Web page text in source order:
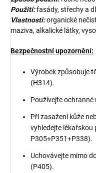
Použití:fasády, střechy a
Vlastnosti:organické
maziva, alkalické látky,
Bezpečnostní upozornění:
Výrobek způsobuje
(H314).
Používejte ochranné
Při zasažení kůže
vyhledejte lékařskou
P305+P351+P338).
Uchovávejte mimo
(P405).